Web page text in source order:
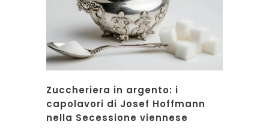
Zuccheriera in argento: i
capolavori di Josef Hoffmann
nella Secessione viennese